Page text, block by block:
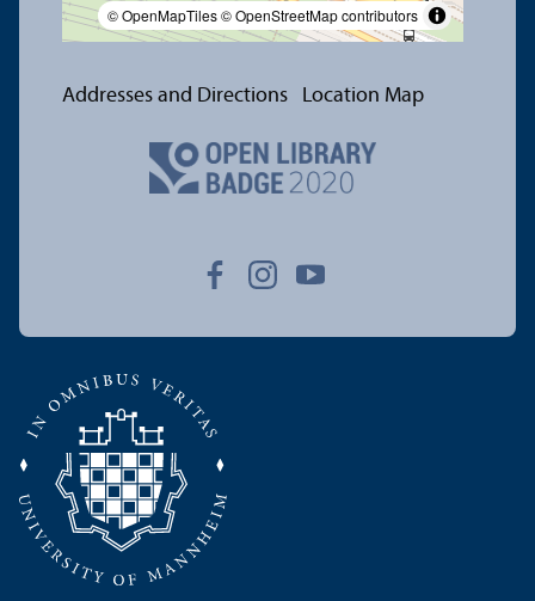
© OpenMapTiles© OpenStreetMap contributors
Addresses and Directions Location Map